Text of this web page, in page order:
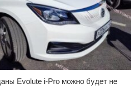
Evolute i-Pro можно будет не